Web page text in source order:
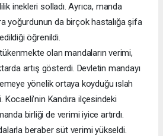
inekleri solladı. Ayrıca, manda
yoğurdunun da birçok hastalığa şifa
öğrenildi.
olan mandaların verimi,
artış gösterdi. Devletin mandayı
yönelik ortaya koyduğu ıslah
Kandıra ilçesindeki
birliği de verimi iyice artırdı.
beraber süt verimi yükseldi.